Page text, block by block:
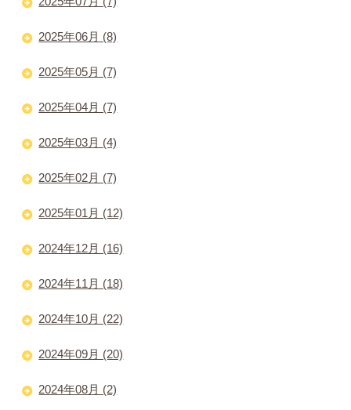
2025年06月 (8)
2025年05月 (7)
2025年04月 (7)
2025年03月 (4)
2025年02月 (7)
2025年01月 (12)
2024年12月 (16)
2024年11月 (18)
2024年10月 (22)
2024年09月 (20)
2024年08月 (2)